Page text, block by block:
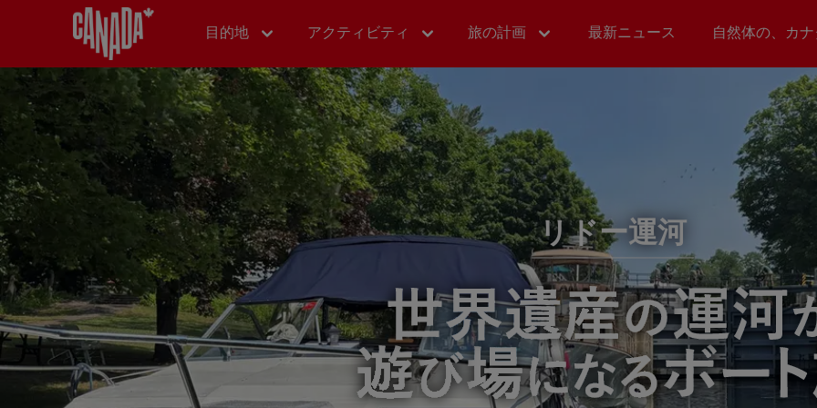
目的地 アクティビティ 旅の計画 最新ニュース 自然体の、カ
リドー運河